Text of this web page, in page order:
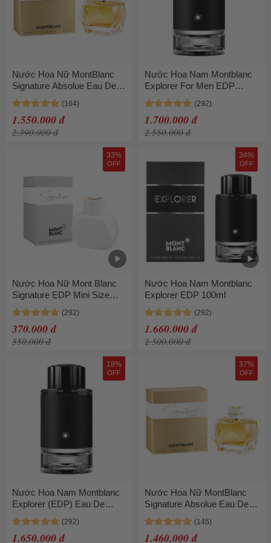
Nước Hoa Nữ MontBlanc
Signature Absolue Eau De
Parfum 90ml
1.550.000 đ
2.390.000 đ
Nước Hoa Nam Montblanc
Explorer For Men EDP
100ml
1.700.000 đ
2.550.000 đ
33%
OFF
Nước Hoa Nữ Mont Blanc
Signature EDP Mini Size
4.5ml
370.000 đ
550.000 đ
34%
OFF
Nước Hoa Nam Montblanc
Explorer EDP 100ml
1.660.000 đ
2.500.000 đ
18%
OFF
Nước Hoa Nam Montblanc
Explorer (EDP) Eau De
Parfum 100ml
1.650.000 đ
37%
OFF
Nước Hoa Nữ MontBlanc
Signature Absolue Eau De
Parfum (EDP) 90ml
1.460.000 đ